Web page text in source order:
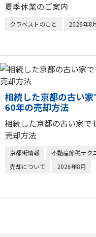
夏季休業のご案内
クラベストのこと 2026年8
相続した京都の古い
60年の売却方法
相続した京都の古い家で
売却方法
京都街情報 不動産節税テク
売却について
2026年8月